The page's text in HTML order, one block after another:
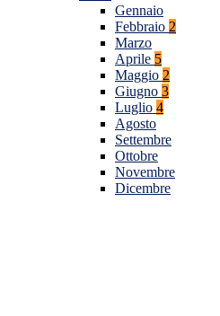
Gennaio
Febbraio 2
Marzo
Aprile 5
Maggio 2
Giugno 3
Luglio 4
Agosto
Settembre
Ottobre
Novembre
Dicembre